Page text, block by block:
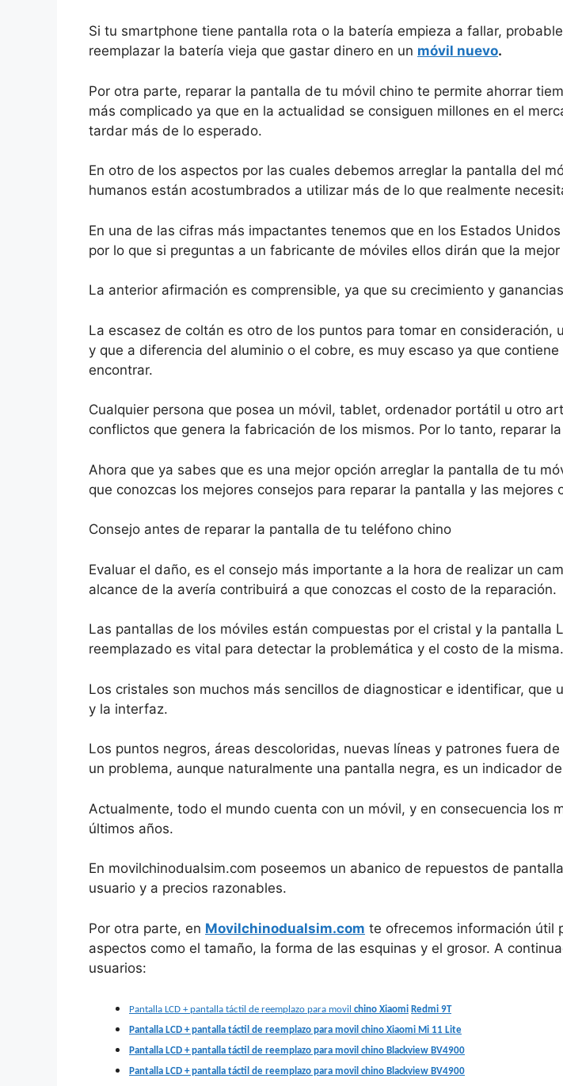
Si tu smartphone tiene pantalla rota o la batería empieza a fallar,
reemplazar la batería vieja que gastar dinero en un móvil nuevo.
Por otra parte, reparar la pantalla de tu móvil chino te permite ahorrar
más complicado ya que en la actualidad se consiguen millones en el
tardar más de lo esperado.
En otro de los aspectos por las cuales debemos arreglar la pantalla del
humanos están acostumbrados a utilizar más de lo que realmente
En una de las cifras más impactantes tenemos que en los Estados
por lo que si preguntas a un fabricante de móviles ellos dirán que la
La anterior afirmación es comprensible, ya que su crecimiento y
La escasez de coltán es otro de los puntos para tomar en
y que a diferencia del aluminio o el cobre, es muy escaso ya que
encontrar.
Cualquier persona que posea un móvil, tablet, ordenador portátil u otro
conflictos que genera la fabricación de los mismos. Por lo tanto, reparar
Ahora que ya sabes que es una mejor opción arreglar la pantalla de tu
que conozcas los mejores consejos para reparar la pantalla y las mejores
Consejo antes de reparar la pantalla de tu teléfono chino
Evaluar el daño, es el consejo más importante a la hora de realizar un
alcance de la avería contribuirá a que conozcas el costo de la reparación.
Las pantallas de los móviles están compuestas por el cristal y la pantalla
reemplazado es vital para detectar la problemática y el costo de la misma.
Los cristales son muchos más sencillos de diagnosticar e identificar,
y la interfaz.
Los puntos negros, áreas descoloridas, nuevas líneas y patrones fuera
un problema, aunque naturalmente una pantalla negra, es un indicador
Actualmente, todo el mundo cuenta con un móvil, y en consecuencia los
últimos años.
En movilchinodualsim.com poseemos un abanico de repuestos de
usuario y a precios razonables.
Por otra parte, en Movilchinodualsim.com te ofrecemos información útil
aspectos como el tamaño, la forma de las esquinas y el grosor. A
usuarios:
Pantalla LCD + pantalla táctil de reemplazo para movil chino Xiaomi Redmi 9T
Pantalla LCD + pantalla táctil de reemplazo para movil chino Xiaomi Mi 11 Lite
Pantalla LCD + pantalla táctil de reemplazo para movil chino Blackview BV4900
Pantalla LCD + pantalla táctil de reemplazo para movil chino Blackview BV4900